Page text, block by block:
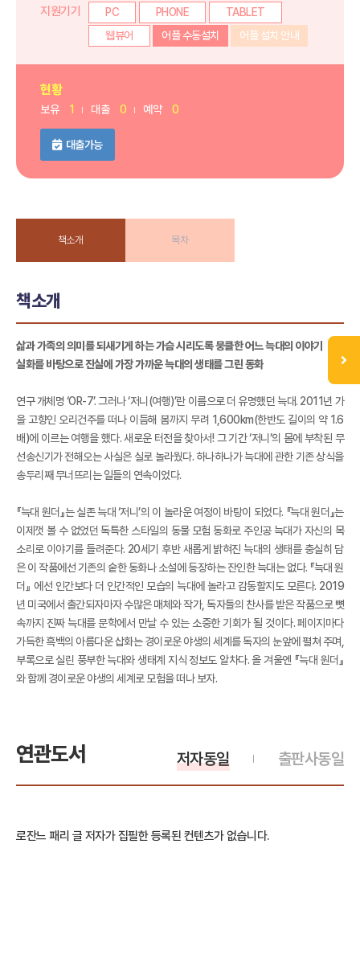
지원기기
PC PHONE
TABLET
웹뷰어
어플 수동설치 어플 설치 안내
현황
보유 1 대출 0 예약 0
대출가능
책소개 목차
책소개
삶과 가족의 의미를 되새기게 하는 가슴 시리도록 뭉클한 어느 늑대의 이야기
실화를 바탕으로 진실에 가장 가까운 늑대의 생태를 그린 동화
연구 개체명 ‘OR-7’. 그러나 ‘저니(여행)’란 이름으로 더 유명했던 늑대. 2011년 가
을 고향인 오리건주를 떠나 이듬해 봄까지 무려 1,600km(한반도 길이의 약 1.6
배)에 이르는 여행을 했다. 새로운 터전을 찾아서! 그 기간 ‘저니’의 몸에 부착된 무
선송신기가 전해오는 사실은 실로 놀라웠다. 하나하나가 늑대에 관한 기존 상식을
송두리째 무너뜨리는 일들의 연속이었다.
『늑대 원더』는 실존 늑대 ‘저니’의 이 놀라운 여정이 바탕이 되었다. 『늑대 원더』는
이제껏 볼 수 없었던 독특한 스타일의 동물 모험 동화로 주인공 늑대가 자신의 목
소리로 이야기를 들려준다. 20세기 후반 새롭게 밝혀진 늑대의 생태를 충실히 담
은 이 작품에선 기존의 숱한 동화나 소설에 등장하는 잔인한 늑대는 없다. 『늑대 원
더』 에선 인간보다 더 인간적인 모습의 늑대에 놀라고 감동할지도 모른다. 2019
년 미국에서 출간되자마자 수많은 매체와 작가, 독자들의 찬사를 받은 작품으로 뼛
속까지 진짜 늑대를 문학에서 만날 수 있는 소중한 기회가 될 것이다. 페이지마다
가득한 흑백의 아름다운 삽화는 경이로운 야생의 세계를 독자의 눈앞에 펼쳐 주며,
부록으로 실린 풍부한 늑대와 생태계 지식 정보도 알차다. 올 겨울엔 『늑대 원더』
와 함께 경이로운 야생의 세계로 모험을 떠나 보자.
연관도서 출판사동일
저자동일
로잔느 패리 글 저자가 집필한 등록된 컨텐츠가 없습니다.